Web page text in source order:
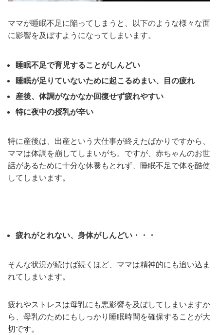
ママが睡眠不足に陥ってしまうと、以下のような様々な面
に影響を及ぼすようになってしまいます。
睡眠不足で育児することがしんどい
睡眠が足りていないために起こるめまい、目の疲れ
産後、体調がなかなか回復せず疲れやすい
特に夜中の授乳が辛い
特に産後は、出産という大仕事が終えたばかりですから、
ママは体調を崩してしまいがち。ですが、赤ちゃんのお世
話があるために十分な休養もとれず、睡眠不足で体を酷使
してしまいます。
疲れがとれない、身体がしんどい・・・
そんな状況が続けば続くほど、ママは精神的にも追い込ま
れてしまいます。
疲れやストレスは母乳にも悪影響を及ぼしてしまいますか
ら、母乳のためにもしっかり睡眠時間を確保することが大
切です。